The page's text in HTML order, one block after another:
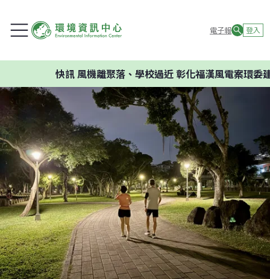
電子報 登入
風機離聚落、學校過近 彰化福漢風電案環委建議不應開